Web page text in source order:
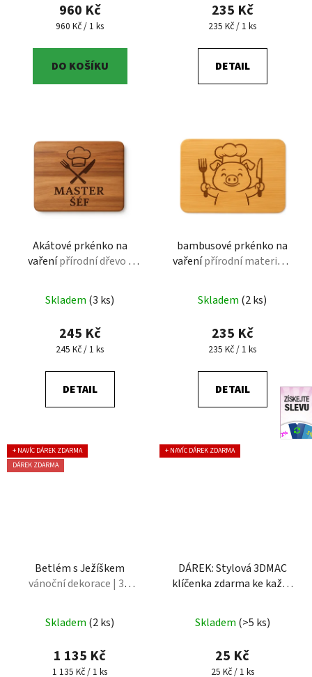
960 Kč
Měrná cena:
960 Kč / 1 ks
DO KOŠÍKU
235 Kč
Měrná cena:
235 Kč / 1 ks
DETAIL
Akátové prkénko na
vařenípřírodní dřevo |
Skladem (3 ks)
245 Kč
Měrná cena:
245 Kč / 1 ks
DETAIL
bambusové prkénko na
vařenípřírodní materiál |
Skladem (2 ks)
235 Kč
Měrná cena:
235 Kč / 1 ks
DETAIL
+ NAVÍC DÁREK ZDARMA
DÁREK ZDARMA
Betlém s Ježíškem
vánoční dekorace | 3D
Skladem (2 ks)
1 135 Kč
Měrná cena:
1 135 Kč / 1 ks
+ NAVÍC DÁREK ZDARMA
DÁREK: Stylová 3DMAC
klíčenka zdarma ke každé
DÁREK: Stylová 3DMAC
klíčenka zdarma ke každé
Skladem (>5 ks)
25 Kč
Měrná cena:
25 Kč / 1 ks